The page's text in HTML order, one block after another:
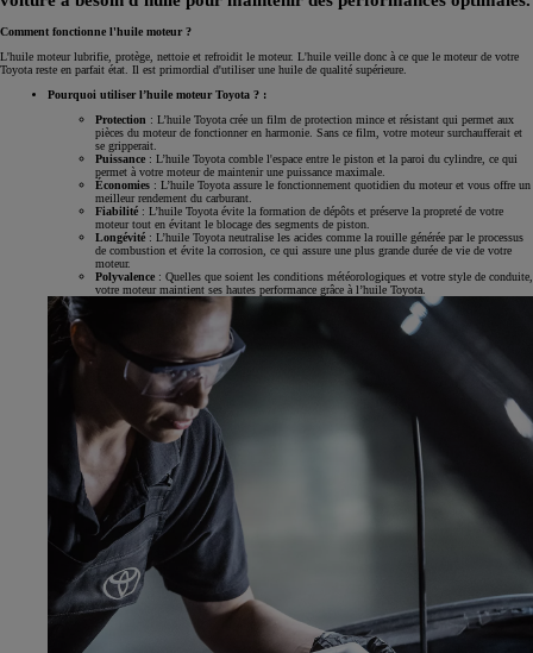
Comment fonctionne l'huile moteur ?
L'huile moteur lubrifie, protège, nettoie et refroidit le moteur. L'huile veille donc à ce que le moteur de votre
Toyota reste en parfait état. Il est primordial d'utiliser une huile de qualité supérieure.
Pourquoi utiliser l’huile moteur Toyota ? :
Protection : L’huile Toyota crée un film de protection mince et résistant qui permet aux
pièces du moteur de fonctionner en harmonie. Sans ce film, votre moteur surchaufferait et
se gripperait.
Puissance : L’huile Toyota comble l'espace entre le piston et la paroi du cylindre, ce qui
permet à votre moteur de maintenir une puissance maximale.
Économies : L’huile Toyota assure le fonctionnement quotidien du moteur et vous offre un
meilleur rendement du carburant.
Fiabilité : L’huile Toyota évite la formation de dépôts et préserve la propreté de votre
moteur tout en évitant le blocage des segments de piston.
Longévité : L’huile Toyota neutralise les acides comme la rouille générée par le processus
de combustion et évite la corrosion, ce qui assure une plus grande durée de vie de votre
moteur.
Polyvalence : Quelles que soient les conditions météorologiques et votre style de conduite,
votre moteur maintient ses hautes performance grâce à l’huile Toyota.